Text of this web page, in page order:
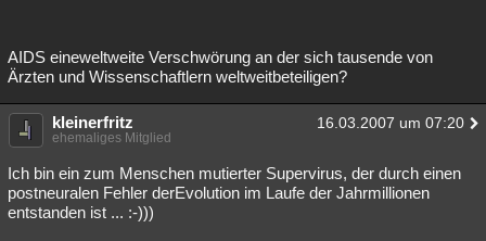
AIDS eineweltweite Verschwörung an der sich tausende von
Ärzten und Wissenschaftlern weltweitbeteiligen?
kleinerfritz 16.03.2007 um 07:20
ehemaliges Mitglied
Ich bin ein zum Menschen mutierter Supervirus, der durch einen
postneuralen Fehler derEvolution im Laufe der Jahrmillionen
entstanden ist ... :-)))